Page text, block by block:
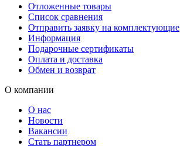
Отложенные товары
Список сравнения
Отправить заявку на комплектующие
Информация
Подарочные сертификаты
Оплата и доставка
Обмен и возврат
О компании
О нас
Новости
Вакансии
Стать партнером